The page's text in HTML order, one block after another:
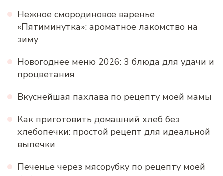
Нежное смородиновое варенье
«Пятиминутка»: ароматное лакомство на
зиму
Новогоднее меню 2026: 3 блюда для удачи и
процветания
Вкуснейшая пахлава по рецепту моей мамы
Как приготовить домашний хлеб без
хлебопечки: простой рецепт для идеальной
выпечки
Печенье через мясорубку по рецепту моей